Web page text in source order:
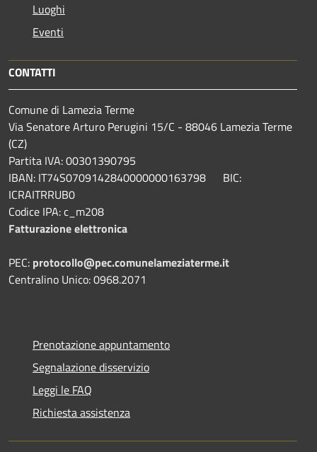
Luoghi
Eventi
CONTATTI
Comune di Lamezia Terme
Via Senatore Arturo Perugini 15/C - 88046 Lamezia Terme
(CZ)
Partita IVA: 00301390795
IBAN: IT74S0709142840000000163798 BIC:
ICRAITRRUB0
Codice IPA: c_m208
Fatturazione elettronica
PEC: protocollo@pec.comunelameziaterme.it
Centralino Unico: 0968.2071
Prenotazione appuntamento
Segnalazione disservizio
Leggi le FAQ
Richiesta assistenza